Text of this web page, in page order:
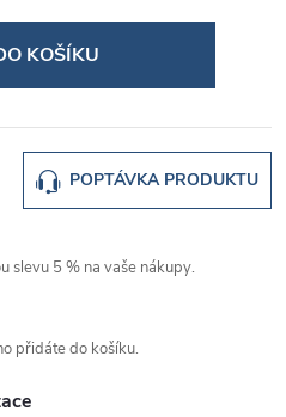
KOŠÍKU
POPTÁVKA PRODUKTU
slevu 5 % na vaše nákupy.
přidáte do košíku.